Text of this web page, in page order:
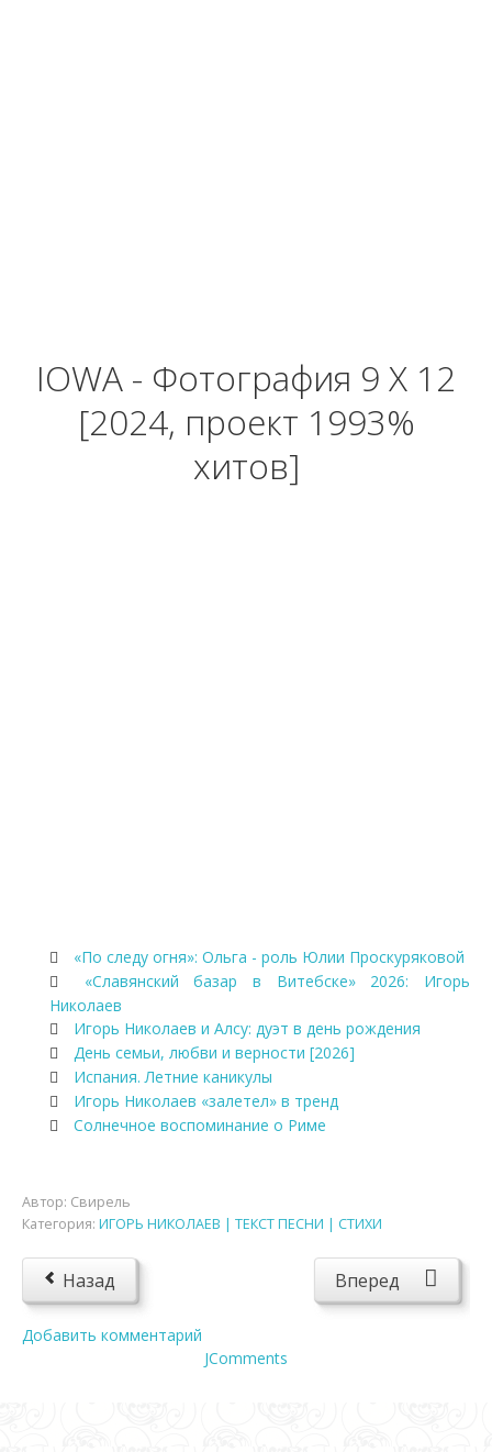
IOWA - Фотография 9 X 12
[2024, проект 1993%
хитов]
«По следу огня»: Ольга - роль Юлии Проскуряковой
«Славянский базар в Витебске» 2026: Игорь
Николаев
Игорь Николаев и Алсу: дуэт в день рождения
День семьи, любви и верности [2026]
Испания. Летние каникулы
Игорь Николаев «залетел» в тренд
Солнечное воспоминание о Риме
Автор: Свирель
Категория: ИГОРЬ НИКОЛАЕВ | ТЕКСТ ПЕСНИ | СТИХИ
Назад Вперед
Добавить комментарий
JComments